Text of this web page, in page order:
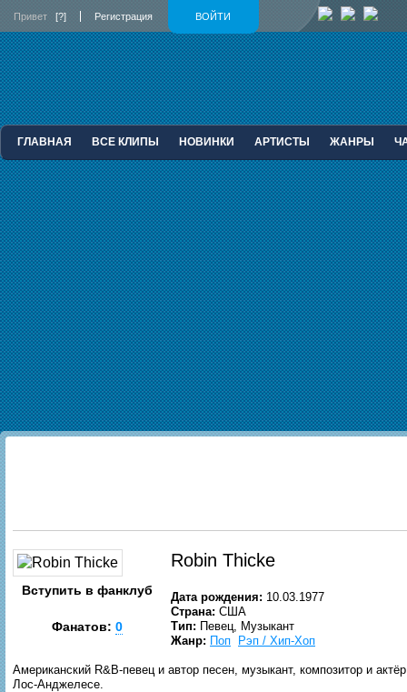
ВОЙТИ
Привет [?] Регистрация
ГЛАВНАЯ ВСЕ КЛИПЫ НОВИНКИ АРТИСТЫ ЖАНРЫ
Вступить в фанклуб
Фанатов: 0
Robin Thicke
Дата рождения: 10.03.1977
Страна: США
Тип: Певец, Музыкант
Жанр: Поп Рэп / Хип-Хоп
Американский R&B-певец и автор песен, музыкант, композитор и
Лос-Анджелесе.